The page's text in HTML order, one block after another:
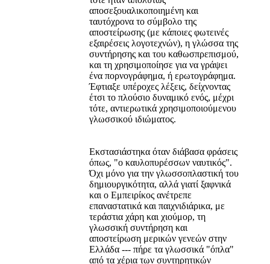
αποσεξουαλικοποιημένη και
ταυτόχρονα το σύμβολο της
αποστείρωσης (με κάποιες φωτεινές
εξαιρέσεις λογοτεχνών), η γλώσσα της
συντήρησης και του καθωσπρεπισμού,
και τη χρησιμοποίησε για να γράψει
ένα πορνογράφημα, ή ερωτογράφημα.
Έφτιαξε υπέροχες λέξεις, δείχνοντας
έτσι το πλούσιο δυναμικό ενός, μέχρι
τότε, αντιερωτικά χρησιμοποιούμενου
γλωσσικού ιδιώματος.
Εκστασιάστηκα όταν διάβασα φράσεις
όπως, "ο καυλοπυρέσσων ναυτικός".
Όχι μόνο για την γλωσσοπλαστική του
δημιουργικότητα, αλλά γιατί ξαφνικά
και ο Εμπειρίκος ανέτρεπε
επαναστατικά και παιχνιδιάρικα, με
τεράστια χάρη και χιούμορ, τη
γλωσσική συντήρηση και
αποστείρωση μερικών γενεών στην
Ελλάδα --- πήρε τα γλωσσικά "όπλα"
από τα χέρια των συντηρητικών